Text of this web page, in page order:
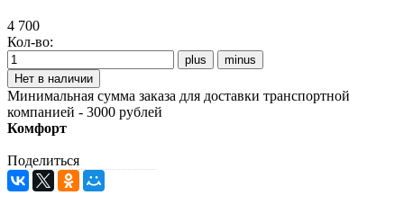
4 700
Кол-во:
Минимальная сумма заказа для доставки транспортной
компанией - 3000 рублей
Комфорт
Поделиться